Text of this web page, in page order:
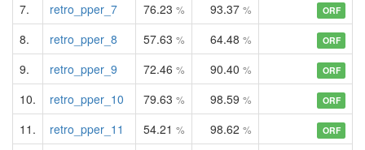
7. retro_pper_7 76.23 % 93.37 % ORF
8. retro_pper_8 57.63 % 64.48 % ORF
9. retro_pper_9 72.46 % 90.40 % ORF
10. retro_pper_10 79.63 % 98.59 % ORF
11. retro_pper_11 54.21 % 98.62 % ORF